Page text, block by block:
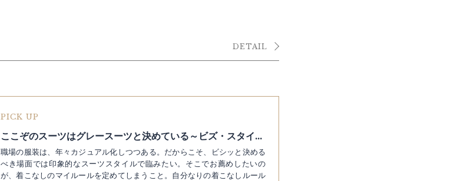
DETAIL
PICK UP
ここぞのスーツはグレースーツと決めている～ビズ・スタイルを格上げするマイルール25
職場の服装は、年々カジュアル化しつつある。だからこそ、ビシッと決める
べき場面では印象的なスーツスタイルで臨みたい。そこでお薦めしたいの
が、着こなしのマイルールを定めてしまうこと。自分なりの着こなしルール